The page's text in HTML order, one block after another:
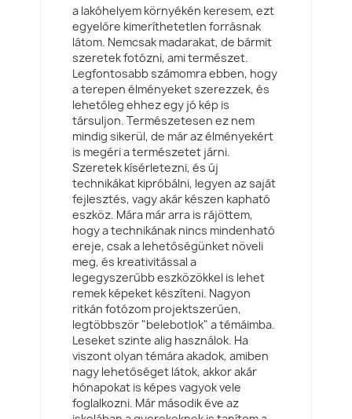
a lakóhelyem környékén keresem, ezt
egyelőre kimeríthetetlen forrásnak
látom. Nemcsak madarakat, de bármit
szeretek fotózni, ami természet.
Legfontosabb számomra ebben, hogy
a terepen élményeket szerezzek, és
lehetőleg ehhez egy jó kép is
társuljon. Természetesen ez nem
mindig sikerül, de már az élményekért
is megéri a természetet járni.
Szeretek kísérletezni, és új
technikákat kipróbálni, legyen az saját
fejlesztés, vagy akár készen kapható
eszköz. Mára már arra is rájöttem,
hogy a technikának nincs mindenható
ereje, csak a lehetőségünket növeli
meg, és kreativitással a
legegyszerűbb eszközökkel is lehet
remek képeket készíteni. Nagyon
ritkán fotózom projektszerűen,
legtöbbször "belebotlok" a témáimba.
Leseket szinte alig használok. Ha
viszont olyan témára akadok, amiben
nagy lehetőséget látok, akkor akár
hónapokat is képes vagyok vele
foglalkozni. Már második éve az